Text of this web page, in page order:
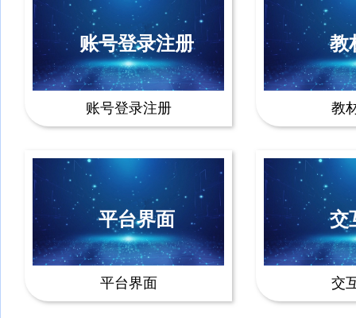
账号登录注册
账号登录注册
教
教
平台界面
平台界面
交
交